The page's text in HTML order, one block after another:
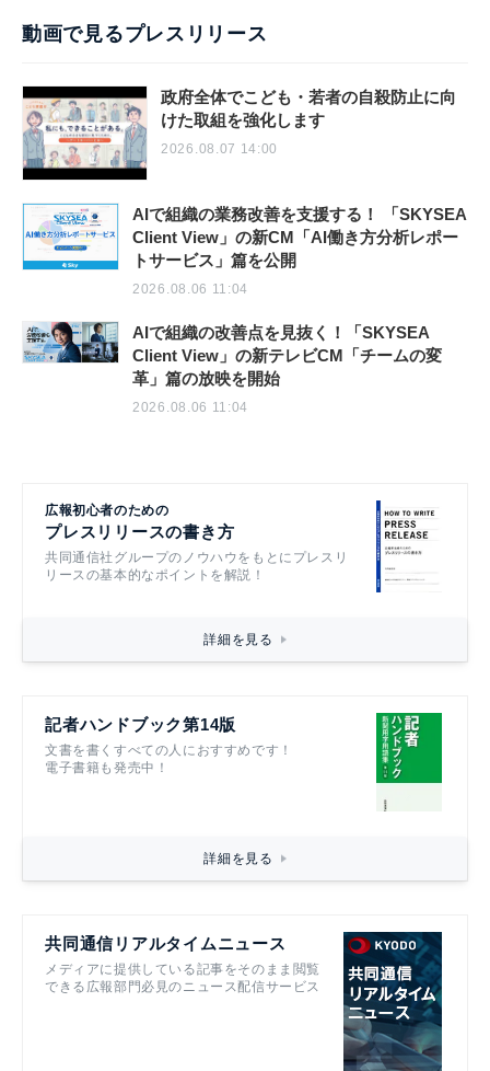
動画で見るプレスリリース
政府全体でこども・若者の自殺防止に向
けた取組を強化します
2026.08.07 14:00
AIで組織の業務改善を支援する！ 「SKYSEA
Client View」の新CM「AI働き方分析レポー
トサービス」篇を公開
2026.08.06 11:04
AIで組織の改善点を見抜く！「SKYSEA
Client View」の新テレビCM「チームの変
革」篇の放映を開始
2026.08.06 11:04
広報初心者のための
プレスリリースの書き方
共同通信社グループのノウハウをもとにプレスリ
リースの基本的なポイントを解説！
詳細を見る
記者ハンドブック第14版
文書を書くすべての人におすすめです！
電子書籍も発売中！
詳細を見る
共同通信リアルタイムニュース
メディアに提供している記事をそのまま閲覧
できる広報部門必見のニュース配信サービス